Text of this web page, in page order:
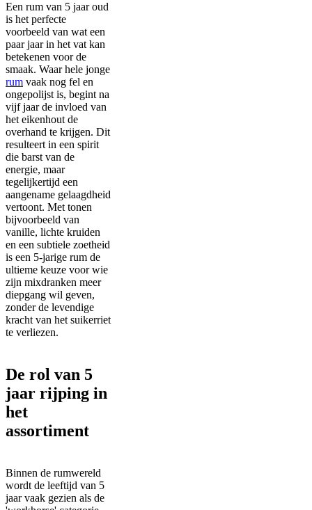
Een rum van 5 jaar oud
is het perfecte
voorbeeld van wat een
paar jaar in het vat kan
betekenen voor de
smaak. Waar hele jonge
rum vaak nog fel en
ongepolijst is, begint na
vijf jaar de invloed van
het eikenhout de
overhand te krijgen. Dit
resulteert in een spirit
die barst van de
energie, maar
tegelijkertijd een
aangename gelaagdheid
vertoont. Met tonen
bijvoorbeeld van
vanille, lichte kruiden
en een subtiele zoetheid
is een 5-jarige rum de
ultieme keuze voor wie
zijn mixdranken meer
diepgang wil geven,
zonder de levendige
kracht van het suikerriet
te verliezen.
De rol van 5
jaar rijping in
het
assortiment
Binnen de rumwereld
wordt de leeftijd van 5
jaar vaak gezien als de